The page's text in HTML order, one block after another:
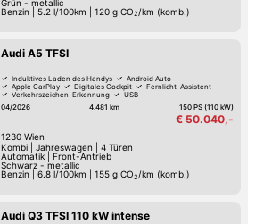
Grün - metallic
Benzin
5.2 l/100km 120 g CO2 /km (komb.)
Audi A5 TFSI
Induktives Laden des Handys
Android Auto
Apple CarPlay
Digitales Cockpit
Fernlicht-Assistent
Verkehrszeichen-Erkennung
USB
04/2026 4.481 km 150 PS (110 kW)
€ 50.040,-
1230 Wien
Kombi| Jahreswagen
4 Türen
Automatik| Front-Antrieb
Schwarz - metallic
Benzin
6.8 l/100km 155 g CO2 /km (komb.)
Audi Q3 TFSI 110 kW intense